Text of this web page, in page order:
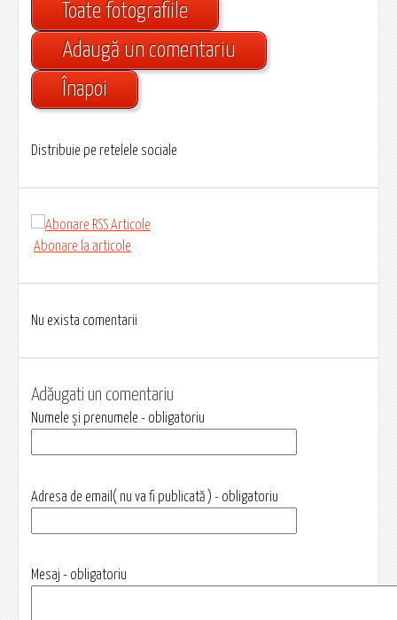
Toate fotografiile
Adaugă un comentariu
Înapoi
Distribuie pe retelele sociale
Abonare la articole
Nu exista comentarii
Adăugati un comentariu
Numele și prenumele - obligatoriu
Adresa de email( nu va fi publicată ) - obligatoriu
Mesaj - obligatoriu